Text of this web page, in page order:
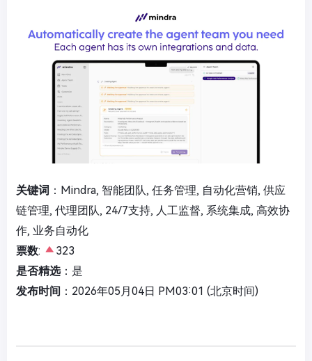
关键词 ：Mindra, 智能团队, 任务管理, 自动化营销, 供应
链管理, 代理团队, 24/7支持, 人工监督, 系统集成, 高效协
作, 业务自动化
票数:
323
是否精选：是
发布时间 ：2026年05月04日 PM03:01 (北京时间)